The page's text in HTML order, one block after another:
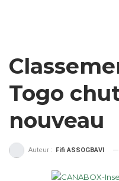
Togo
nouveau
Auteur : Fifi ASSOGBAVI